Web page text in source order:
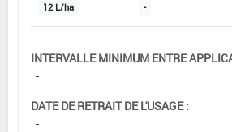
12 L/ha -
INTERVALLE MINIMUM ENTRE
-
DATE DE RETRAIT DE L'USAGE :
-